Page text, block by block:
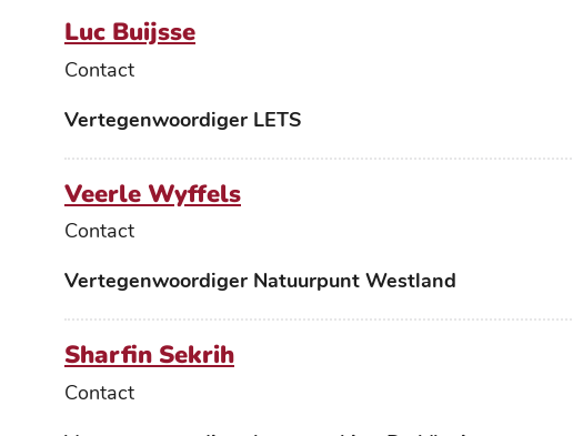
Luc Buijsse
Contact
Functies
Vertegenwoordiger LETS
Veerle Wyffels
Contact
Functies
Vertegenwoordiger Natuurpunt Westland
Sharfin Sekrih
Contact